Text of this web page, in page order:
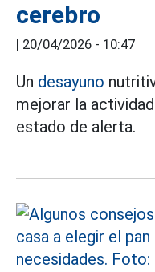
cerebro
| 20/04/2026 - 10:47
Un desayuno
mejorar la
estado de alerta.